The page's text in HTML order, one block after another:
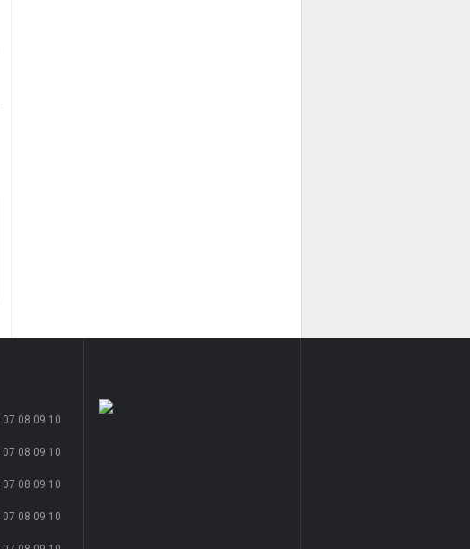
07 08 09 10
07 08 09 10
07 08 09 10
07 08 09 10